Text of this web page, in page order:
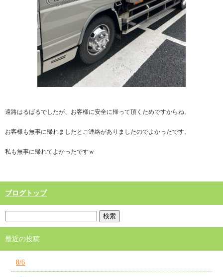
遠路はるばるでしたが、お客様に安全に帰って頂くためですからね。
お客様も無事に帰れましたとご連絡がありましたのでよかったです。
私も無事に帰れてよかったですｗ
ブログトップ
最近の投稿
8/6